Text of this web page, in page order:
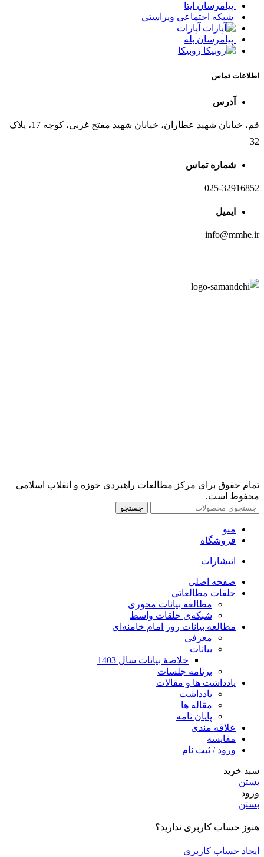
پیامرسان ایتا
شبکه اجتماعی ویراستی
آپارات
پیامرسان بله
روبیکا
اطلاعات تماس
آدرس
قم، خیابان شهید عطاران، خیابان شهید مفتح غربی، کوچه 17، پلاک
32
شماره تماس
025-32916852
ایمیل
info@mmhe.ir
تمام حقوق برای مرکز مطالعات راهبردی حوزه و انقلاب اسلامی
محفوظ است.
جستجو
منو
فروشگاه
انتشارات
صفحه اصلی
حلقات مطالعاتی
مطالعه بیانات محوری
شبکه‌ی حلقات واسط
مطالعه بیانات روز امام خامنه‌ای
معرفی
بیانات
خلاصۀ بیانات سال 1403
برنامه جلسات
یادداشت ها و مقالات
یادداشت
مقاله ها
پایان نامه
علاقه مندی
مقایسه
ورود / ثبت نام
سبد خرید
بستن
ورود
بستن
هنوز حساب کاربری ندارید؟
ایجاد حساب کاربری